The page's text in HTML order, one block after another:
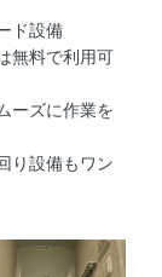
ド設備
無料で利用可
ーズに作業を
り設備もワン